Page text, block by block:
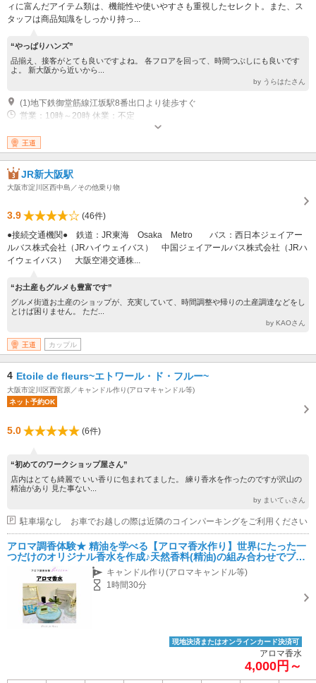
ィに富んだアイテム類は、機能性や使いやすさも重視したセレクト。また、ス
タッフは商品知識をしっかり持っ...
“やっぱりハンズ”
品揃え、接客がとても良いですよね。 各フロアを回って、時間つぶしにも良いです
よ。 新大阪から近いから...
by うらはたさん
(1)地下鉄御堂筋線江坂駅8番出口より徒歩すぐ
営業：10時～20時 休業：不定
王道
JR新大阪駅
大阪市淀川区西中島／その他乗り物
3.9
(46件)
●接続交通機関● 鉄道：JR東海 Osaka Metro バス：西日本ジェイアー
ルバス株式会社（JRハイウェイバス） 中国ジェイアールバス株式会社（JRハ
イウェイバス） 大阪空港交通株...
“お土産もグルメも豊富です”
グルメ街道お土産のショップが、充実していて、時間調整や帰りの土産調達などをし
とけば困りません。 ただ...
by KAOさん
王道 カップル
4 Etoile de fleurs~エトワール・ド・フルー~
大阪市淀川区西宮原／キャンドル作り(アロマキャンドル等)
ネット予約OK
5.0 (6件)
“初めてのワークショップ屋さん”
店内はとても綺麗で いい香りに包まれてました。 練り香水を作ったのですが沢山の
精油があり 見た事ない...
by まいてぃさん
駐車場なし お車でお越しの際は近隣のコインパーキングをご利用ください
アロマ調香体験★ 精油を学べる【アロマ香水作り】世界にたった一
つだけのオリジナル香水を作成♪天然香料(精油)の組み合わせでブレ
ンドは無限大！ ～香りの魔法をあなたに～【大阪・新大阪】
キャンドル作り(アロマキャンドル等)
1時間30分
現地決済またはオンラインカード決済可
アロマ香水
4,000円～